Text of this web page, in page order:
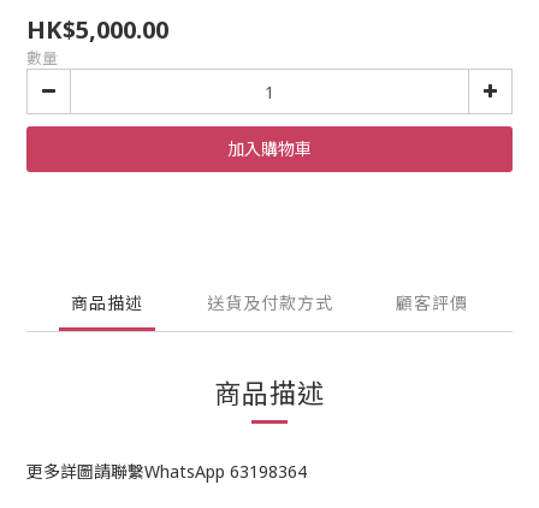
HK$5,000.00
數量
加入購物車
商品描述 送貨及付款方式 顧客評價
商品描述
更多詳圖請聯繫WhatsApp 63198364